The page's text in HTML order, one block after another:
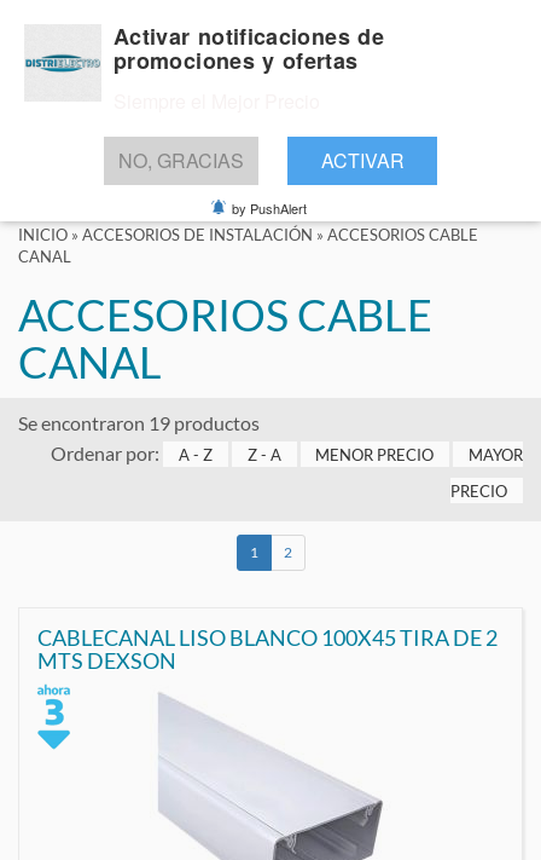
INICIO » ACCESORIOS DE INSTALACIÓN » ACCESORIOS CABLE
CANAL
ACCESORIOS CABLE
CANAL
Se encontraron 19 productos
Ordenar por:
A - Z Z - A MENOR PRECIO
MAYOR
PRECIO
1 2
CABLECANAL LISO BLANCO 100X45 TIRA DE 2
MTS DEXSON
Activar notificaciones de
promociones y ofertas
NO, GRACIAS ACTIVAR
by PushAlert